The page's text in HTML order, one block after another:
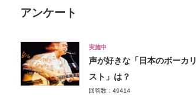
アンケート
実施中
声が好きな「日本のボーカリ
スト」は？
回答数：49414